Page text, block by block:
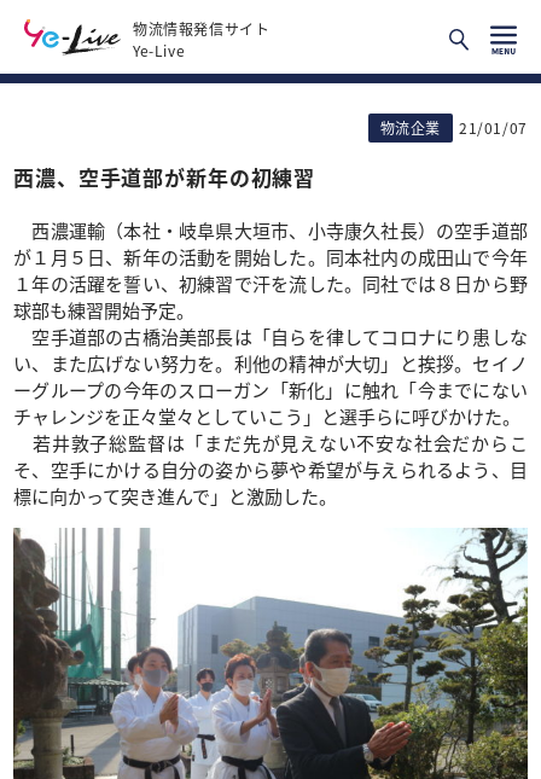
物流情報発信サイト
Ye-Live
物流企業 21/01/07
西濃、空手道部が新年の初練習
西濃運輸（本社・岐阜県大垣市、小寺康久社長）の空手道部
が１月５日、新年の活動を開始した。同本社内の成田山で今年
１年の活躍を誓い、初練習で汗を流した。同社では８日から野
球部も練習開始予定。
空手道部の古橋治美部長は「自らを律してコロナにり患しな
い、また広げない努力を。利他の精神が大切」と挨拶。セイノ
ーグループの今年のスローガン「新化」に触れ「今までにない
チャレンジを正々堂々としていこう」と選手らに呼びかけた。
若井敦子総監督は「まだ先が見えない不安な社会だからこ
そ、空手にかける自分の姿から夢や希望が与えられるよう、目
標に向かって突き進んで」と激励した。